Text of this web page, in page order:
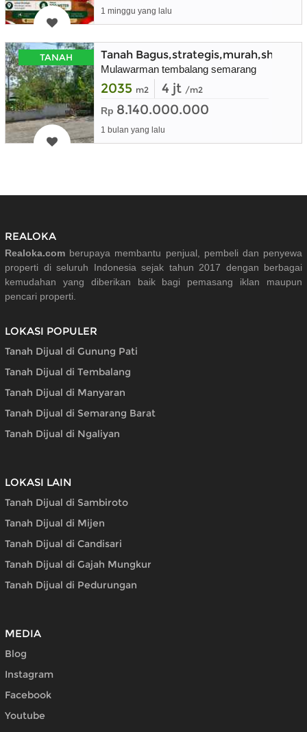
1 minggu yang lalu
TANAH Tanah
Mulawarman tembalang semarang
2035 m2 4 jt /m2
Rp 8.140.000.000
1 bulan yang lalu
REALOKA
Realoka.com berupaya membantu penjual, pembeli dan penyewa
properti di seluruh Indonesia sejak tahun 2017 dengan berbagai
kemudahan yang diberikan baik bagi pemasang iklan maupun
pencari properti.
LOKASI POPULER
Tanah Dijual di Gunung Pati
Tanah Dijual di Tembalang
Tanah Dijual di Manyaran
Tanah Dijual di Semarang Barat
Tanah Dijual di Ngaliyan
LOKASI LAIN
Tanah Dijual di Sambiroto
Tanah Dijual di Mijen
Tanah Dijual di Candisari
Tanah Dijual di Gajah Mungkur
Tanah Dijual di Pedurungan
MEDIA
Blog
Instagram
Facebook
Youtube